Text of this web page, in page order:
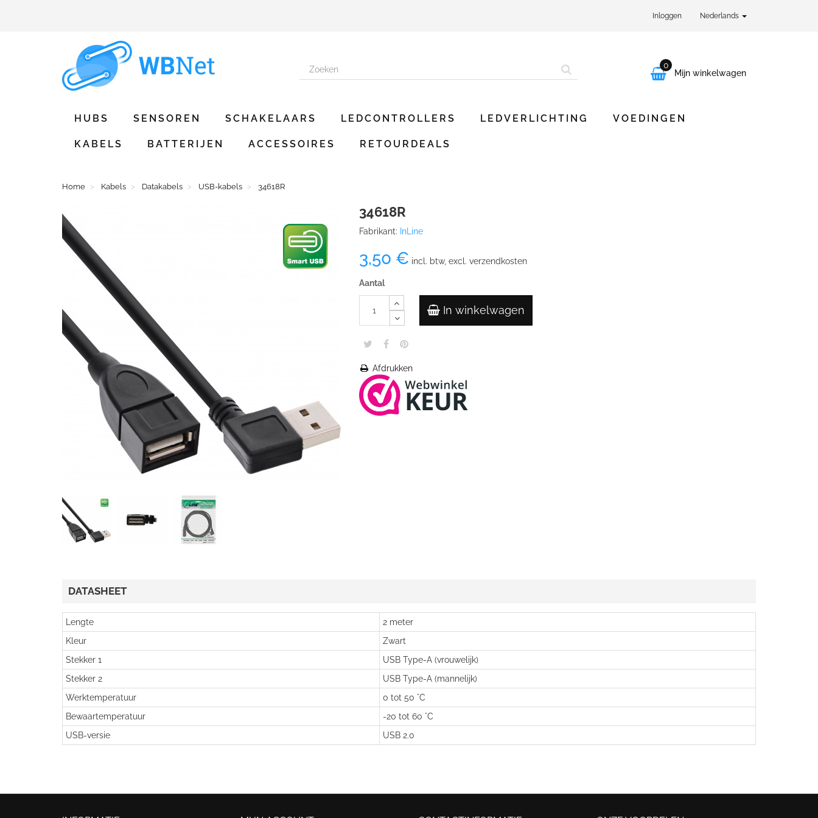
Inloggen Nederlands

0
Mijn winkelwagen
HUBS SENSOREN SCHAKELAARS LEDCONTROLLERS LEDVERLICHTING VOEDINGEN
KABELS BATTERIJEN ACCESSOIRES RETOURDEALS
Home Kabels Datakabels USB-kabels 34618R
34618R
Fabrikant: InLine
3,50 € incl. btw, excl. verzendkosten
Aantal
In winkelwagen
Afdrukken
DATASHEET
Lengte
2 meter
Kleur
Zwart
Stekker 1
USB Type-A (vrouwelijk)
Stekker 2
USB Type-A (mannelijk)
Werktemperatuur
0 tot 50 °C
Bewaartemperatuur
-20 tot 60 °C
USB-versie
USB 2.0